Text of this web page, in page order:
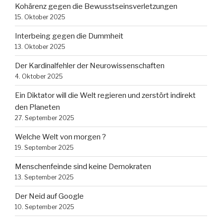
Kohärenz gegen die Bewusstseinsverletzungen
15. Oktober 2025
Interbeing gegen die Dummheit
13. Oktober 2025
Der Kardinalfehler der Neurowissenschaften
4. Oktober 2025
Ein Diktator will die Welt regieren und zerstört indirekt
den Planeten
27. September 2025
Welche Welt von morgen ?
19. September 2025
Menschenfeinde sind keine Demokraten
13. September 2025
Der Neid auf Google
10. September 2025